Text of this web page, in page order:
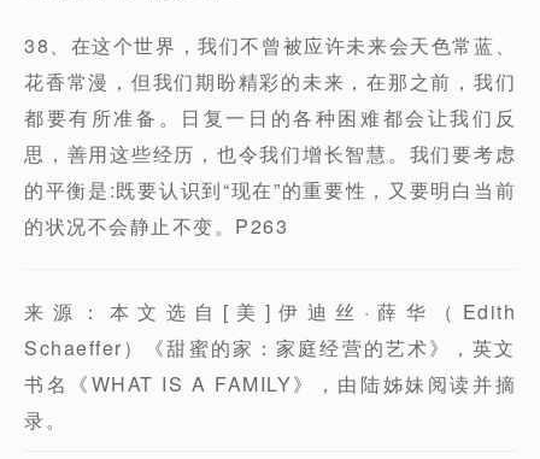
38、在这个世界，我们不曾被应许未来会天色常蓝、
花香常漫，但我们期盼精彩的未来，在那之前，我们
都要有所准备。日复一日的各种困难都会让我们反
思，善用这些经历，也令我们增长智慧。我们要考虑
的平衡是:既要认识到“现在”的重要性，又要明白当前
的状况不会静止不变。P263
来源：本文选自[美]伊迪丝·薛华（Edith
Schaeffer）《甜蜜的家：家庭经营的艺术》，英文
书名《WHAT IS A FAMILY》，由陆姊妹阅读并摘
录。